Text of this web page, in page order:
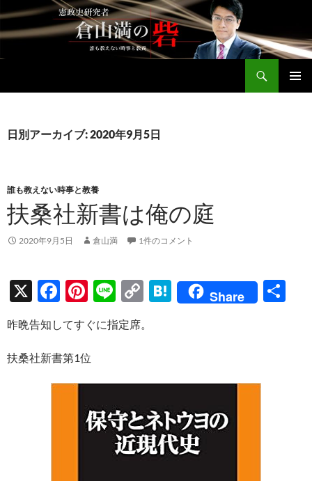
テ
ン
へ
ッ
日別アーカイブ: 2020年9月5日
誰も教えない時事と教養
扶桑社新書は俺の庭
2020年9月5日 倉山満 1件のコメント
X
F
ac
e
b
o
Pi
nt
er
es
t
Li
n
e
C
p
Li
n
k
H
a
Share
昨晩告知してすぐに指定席。
扶桑社新書第1位